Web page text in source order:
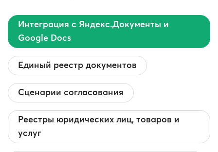
Интеграция с Яндекс.Документы и
Google Docs
Единый реестр документов
Сценарии согласования
Реестры юридических лиц, товаров и
услуг